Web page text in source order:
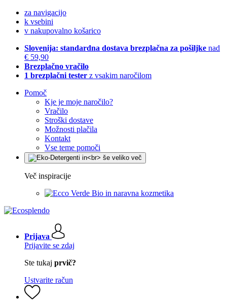
za navigacijo
k vsebini
v nakupovalno košarico
Slovenija: standardna dostava brezplačna za pošiljke nad
€ 59,90
Brezplačno vračilo
1 brezplačni tester z vsakim naročilom
Pomoč
Kje je moje naročilo?
Vračilo
Stroški dostave
Možnosti plačila
Kontakt
Vse teme pomoči
Več inspiracije
Bio in naravna kozmetika
Prijava
Prijavite se zdaj
Ste tukaj prvič?
Ustvarite račun